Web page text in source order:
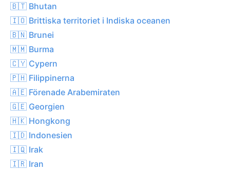
🇧🇹 Bhutan
🇮🇴 Brittiska territoriet i Indiska oceanen
🇧🇳 Brunei
🇲🇲 Burma
🇨🇾 Cypern
🇵🇭 Filippinerna
🇦🇪 Förenade Arabemiraten
🇬🇪 Georgien
🇭🇰 Hongkong
🇮🇩 Indonesien
🇮🇶 Irak
🇮🇷 Iran